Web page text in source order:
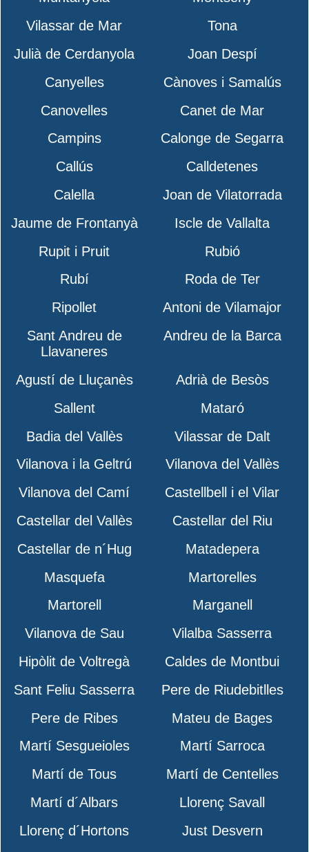
Vilassar de Mar
Tona
Julià de Cerdanyola
Joan Despí
Canyelles
Cànoves i Samalús
Canovelles
Canet de Mar
Campins
Calonge de Segarra
Callús
Calldetenes
Calella
Joan de Vilatorrada
Jaume de Frontanyà
Iscle de Vallalta
Rupit i Pruit
Rubió
Rubí
Roda de Ter
Ripollet
Antoni de Vilamajor
Sant Andreu de
Llavaneres
Andreu de la Barca
Agustí de Lluçanès
Adrià de Besòs
Sallent
Mataró
Badia del Vallès
Vilassar de Dalt
Vilanova i la Geltrú
Vilanova del Vallès
Vilanova del Camí
Castellbell i el Vilar
Castellar del Vallès
Castellar del Riu
Castellar de n´Hug
Matadepera
Masquefa
Martorelles
Martorell
Marganell
Vilanova de Sau
Vilalba Sasserra
Hipòlit de Voltregà
Caldes de Montbui
Sant Feliu Sasserra
Pere de Riudebitlles
Pere de Ribes
Mateu de Bages
Martí Sesgueioles
Martí Sarroca
Martí de Tous
Martí de Centelles
Martí d´Albars
Llorenç Savall
Llorenç d´Hortons
Just Desvern